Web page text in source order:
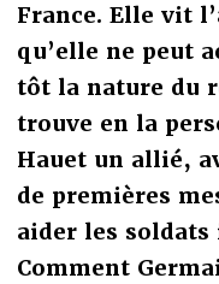
France. Elle vit
qu’elle ne peut
tôt la nature du
trouve en la
Hauet un allié,
de premières
aider les soldats
Comment